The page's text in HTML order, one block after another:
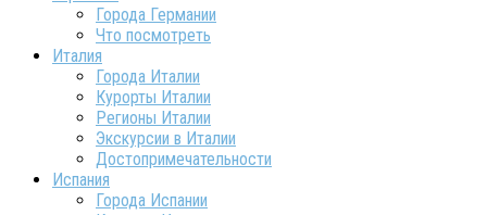
Города Германии
Что посмотреть
Италия
Города Италии
Курорты Италии
Регионы Италии
Экскурсии в Италии
Достопримечательности
Испания
Города Испании